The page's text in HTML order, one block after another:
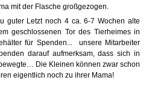
mit der Flasche großgezogen.
guter Letzt noch 4 ca. 6-7 Wochen alte
geschlossenen Tor des Tierheimes in
für Spenden... unsere Mitarbeiter
darauf aufmerksam, dass sich in
Die Kleinen können zwar schon
eigentlich noch zu ihrer Mama!